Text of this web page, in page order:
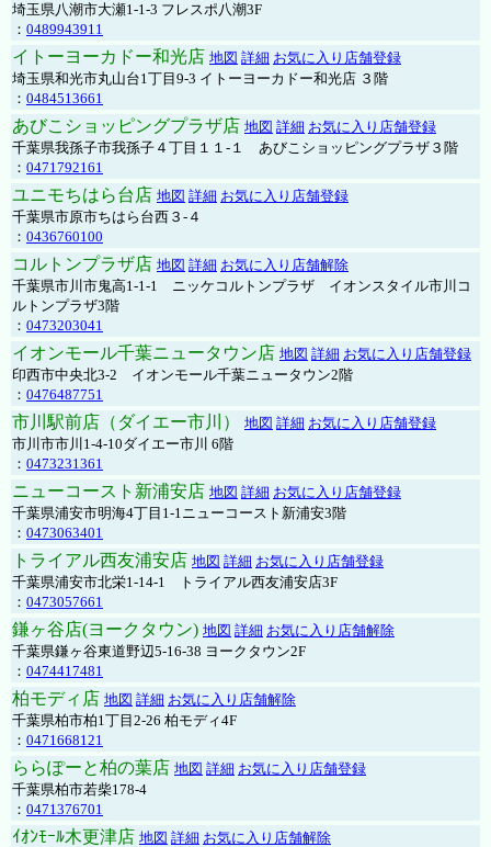
埼玉県八潮市大瀬1-1-3 フレスポ八潮3F
： 0489943911
イトーヨーカドー和光店 地図 詳細 お気に入り店舗登録
埼玉県和光市丸山台1丁目9-3 イトーヨーカドー和光店 ３階
： 0484513661
あびこショッピングプラザ店 地図 詳細 お気に入り店舗登録
千葉県我孫子市我孫子４丁目１１-１ あびこショッピングプラザ３階
： 0471792161
ユニモちはら台店 地図 詳細 お気に入り店舗登録
千葉県市原市ちはら台西３-４
： 0436760100
コルトンプラザ店 地図 詳細 お気に入り店舗解除
千葉県市川市鬼高1-1-1 ニッケコルトンプラザ イオンスタイル市川コ
ルトンプラザ3階
： 0473203041
イオンモール千葉ニュータウン店 地図 詳細 お気に入り店舗登録
印西市中央北3-2 イオンモール千葉ニュータウン2階
： 0476487751
市川駅前店（ダイエー市川） 地図 詳細 お気に入り店舗登録
市川市市川1-4-10ダイエー市川 6階
： 0473231361
ニューコースト新浦安店 地図 詳細 お気に入り店舗登録
千葉県浦安市明海4丁目1-1ニューコースト新浦安3階
： 0473063401
トライアル西友浦安店 地図 詳細 お気に入り店舗登録
千葉県浦安市北栄1-14-1 トライアル西友浦安店3F
： 0473057661
鎌ヶ谷店(ヨークタウン) 地図 詳細 お気に入り店舗解除
千葉県鎌ヶ谷東道野辺5-16-38 ヨークタウン2F
： 0474417481
柏モディ店 地図 詳細 お気に入り店舗解除
千葉県柏市柏1丁目2-26 柏モディ4F
： 0471668121
ららぽーと柏の葉店 地図 詳細 お気に入り店舗登録
千葉県柏市若柴178-4
： 0471376701
ｲｵﾝﾓｰﾙ木更津店 地図 詳細 お気に入り店舗解除